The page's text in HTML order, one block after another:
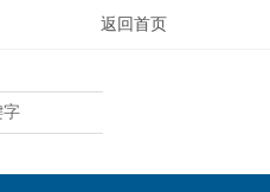
返回首页